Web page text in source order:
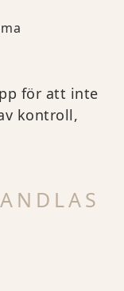
för att inte
kontroll,